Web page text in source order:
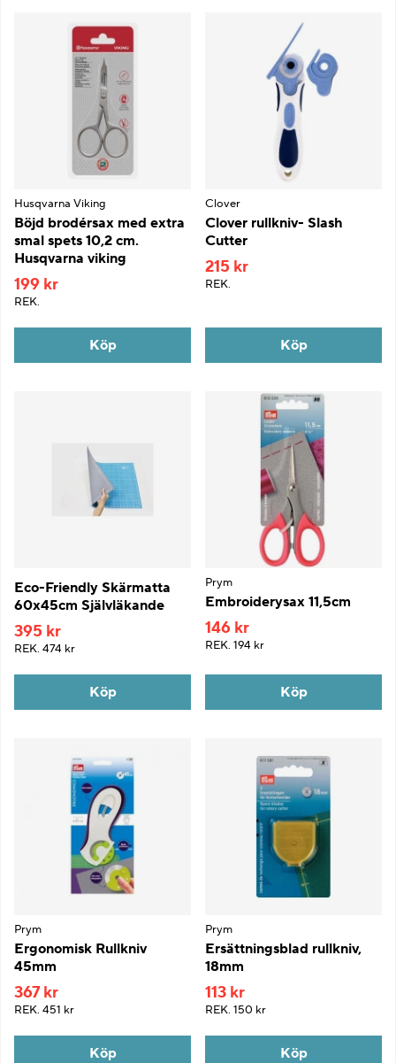
Husqvarna Viking
Böjd brodérsax med extra
smal spets 10,2 cm.
Husqvarna viking
199 kr
REK.
Köp
Clover
Clover rullkniv- Slash
Cutter
215 kr
REK.
Köp
Eco-Friendly Skärmatta
60x45cm Självläkande
395 kr
REK. 474 kr
Köp
Prym
Embroiderysax 11,5cm
146 kr
REK. 194 kr
Köp
Prym
Ergonomisk Rullkniv
45mm
367 kr
REK. 451 kr
Köp
Prym
Ersättningsblad rullkniv,
18mm
113 kr
REK. 150 kr
Köp